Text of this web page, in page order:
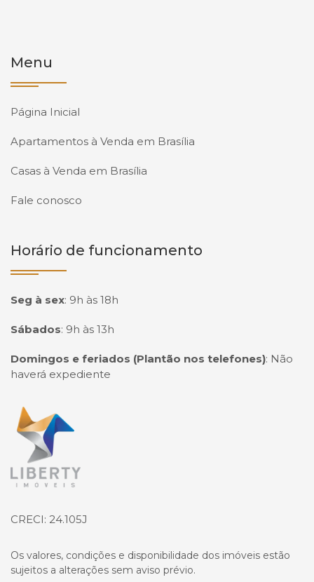
Menu
Página Inicial
Apartamentos à Venda em Brasília
Casas à Venda em Brasília
Fale conosco
Horário de funcionamento
Seg à sex: 9h às 18h
Sábados: 9h às 13h
Domingos e feriados (Plantão nos telefones): Não
haverá expediente
Página inicial
CRECI: 24.105J
Os valores, condições e disponibilidade dos imóveis estão
sujeitos a alterações sem aviso prévio.